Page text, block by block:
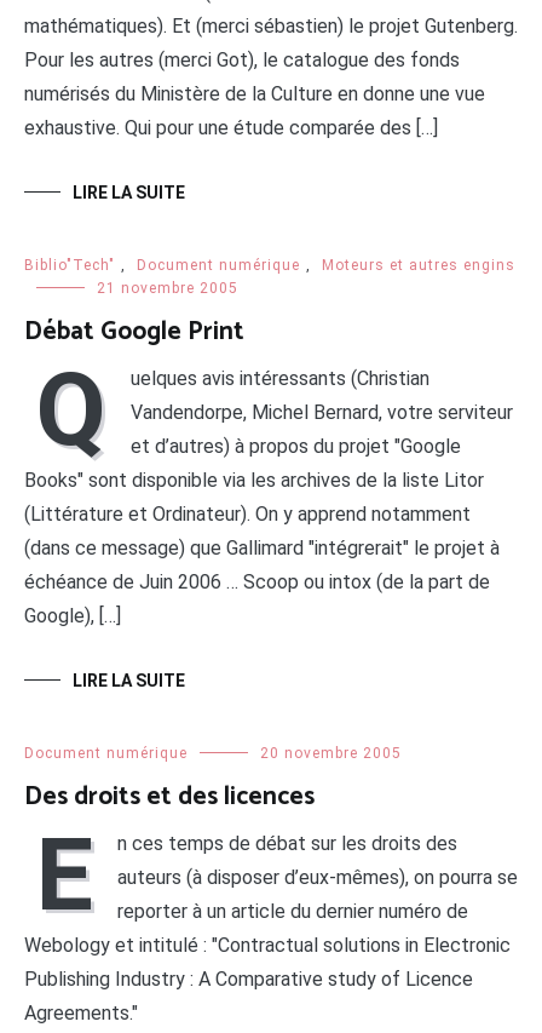
mathématiques). Et (merci sébastien) le projet Gutenberg.
Pour les autres (merci Got), le catalogue des fonds
numérisés du Ministère de la Culture en donne une vue
exhaustive. Qui pour une étude comparée des […]
LIRE LA SUITE
Biblio"Tech" Document numérique
Moteurs et autres engins
21 novembre 2005
Débat Google Print
Q
uelques avis intéressants (Christian
Vandendorpe, Michel Bernard, votre serviteur
et d’autres) à propos du projet "Google
Books" sont disponible via les archives de la liste Litor
(Littérature et Ordinateur). On y apprend notamment
(dans ce message) que Gallimard "intégrerait" le projet à
échéance de Juin 2006 … Scoop ou intox (de la part de
Google), […]
LIRE LA SUITE
Document numérique 20 novembre 2005
Des droits et des licences
E
n ces temps de débat sur les droits des
auteurs (à disposer d’eux-mêmes), on pourra se
reporter à un article du dernier numéro de
Webology et intitulé : "Contractual solutions in Electronic
Publishing Industry : A Comparative study of Licence
Agreements."